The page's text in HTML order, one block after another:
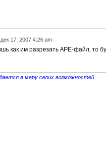
17, 2007 4:26 am
как им разрезать АРЕ-файл, то
в меру своих возможностей.